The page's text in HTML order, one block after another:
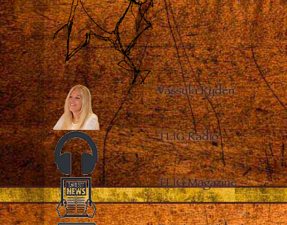
Vassula Rydén–
TLIG Radio–
TLIG Magazine–